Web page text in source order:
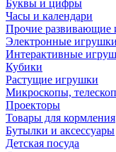
Буквы и цифры
Часы и календари
Прочие развивающие
Электронные игрушки
Интерактивные
Кубики
Растущие игрушки
Микроскопы,
Проекторы
Товары для кормления
Бутылки и аксессуары
Детская посуда